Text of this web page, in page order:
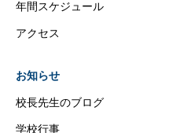
年間スケジュール
アクセス
お知らせ
校長先生のブログ
学校行事